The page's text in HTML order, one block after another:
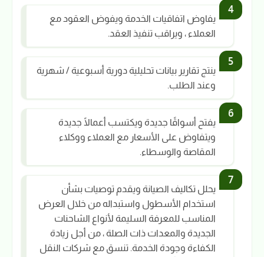
يفاوض اتفاقيات الخدمة ويفوض العقود مع
العملاء ، ويراقب تنفيذ العقد.
ينتج تقارير بيانات تحليلية دورية أسبوعية / شهرية
وعند الطلب.
يفتح أسواقًا جديدة ويكتسب أعمالًا جديدة
ويتفاوض على الأسعار مع العملاء ووكلاء
المقاصة والوسطاء.
يحلل تكاليف الصيانة ويقدم توصيات بشأن
استخدام الأسطول واستبداله من خلال العرض
المناسب للمعرفة السليمة لأنواع الشاحنات
الجديدة والمعدات ذات الصلة ، من أجل زيادة
الكفاءة وجودة الخدمة. تنسق مع شركات النقل